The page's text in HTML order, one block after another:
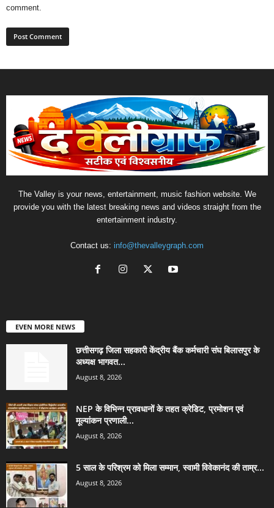
comment.
The Valley is your news, entertainment, music fashion website. We
provide you with the latest breaking news and videos straight from the
entertainment industry.
Contact us: info@thevalleygraph.com
EVEN MORE NEWS
छत्तीसगढ़ जिला सहकारी केंद्रीय बैंक कर्मचारी संघ बिलासपुर के
अध्यक्ष भागवत...
August 8, 2026
NEP के विभिन्न प्रावधानों के तहत क्रेडिट, प्रमोशन एवं
मूल्यांकन प्रणाली...
August 8, 2026
5 साल के परिश्रम को मिला सम्मान, स्वामी विवेकानंद की ताम्र...
August 8, 2026